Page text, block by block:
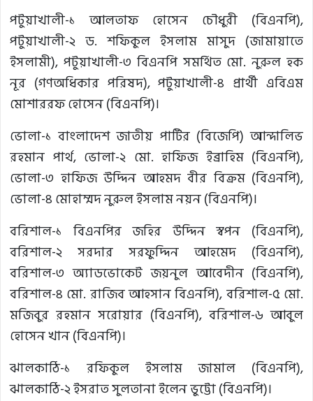
পটুয়াখালী-১ আলতাফ হোসেন চৌধুরী (বিএনপি),
পটুয়াখালী-২ ড. শফিকুল ইসলাম মাসুদ (জামায়াতে
ইসলামী), পটুয়াখালী-৩ বিএনপি সমর্থিত মো. নুরুল হক
নূর (গণঅধিকার পরিষদ), পটুয়াখালী-৪ প্রার্থী এবিএম
মোশাররফ হোসেন (বিএনপি)।
ভোলা-১ বাংলাদেশ জাতীয় পার্টির (বিজেপি) আন্দালিভ
রহমান পার্থ, ভোলা-২ মো. হাফিজ ইব্রাহিম (বিএনপি),
ভোলা-৩ হাফিজ উদ্দিন আহমদ বীর বিক্রম (বিএনপি),
ভোলা-৪ মোহাম্মদ নুরুল ইসলাম নয়ন (বিএনপি)।
বরিশাল-১ বিএনপির জহির উদ্দিন স্বপন (বিএনপি),
বরিশাল-২ সরদার সরফুদ্দিন আহমেদ (বিএনপি),
বরিশাল-৩ অ্যাডভোকেট জয়নুল আবেদীন (বিএনপি),
বরিশাল-৪ মো. রাজিব আহসান বিএনপি), বরিশাল-৫ মো.
মজিবুর রহমান সরোয়ার (বিএনপি), বরিশাল-৬ আবুল
হোসেন খান (বিএনপি)।
ঝালকাঠি-১ রফিকুল ইসলাম জামাল (বিএনপি),
ঝালকাঠি-২ ইসরাত সুলতানা ইলেন ভুট্টো (বিএনপি)।